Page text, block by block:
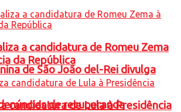
de São João del-Rei divulga
de recuperanda
a candidatura de Romeu Zema
da República
candidatura de Lula à Presidência